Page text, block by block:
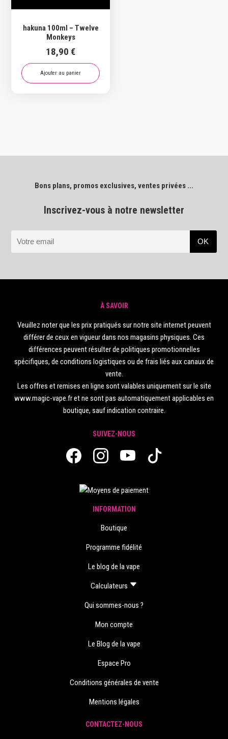
hakuna 100ml – Twelve
Monkeys
18,90€
Ajouter au panier
Bons plans, promos exclusives, ventes privées ...
Inscrivez-vous à notre newsletter
À SAVOIR
Veuillez noter que les prix pratiqués sur notre site internet peuvent
différer de ceux en vigueur dans nos magasins physiques. Ces
différences peuvent résulter de politiques promotionnelles
spécifiques, de conditions logistiques ou de frais liés aux canaux de
vente.
Les offres et remises en ligne sont valables uniquement sur le site
www.magic-vape.fr et ne sont pas automatiquement applicables en
boutique, sauf indication contraire.
SUIVEZ-NOUS
INFORMATION
Boutique
Programme fidélité
Le blog de la vape
Calculateurs
Qui sommes-nous ?
Mon compte
Le Blog de la vape
Espace Pro
Conditions générales de vente
Mentions légales
CONTACTEZ-NOUS